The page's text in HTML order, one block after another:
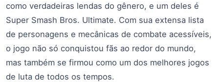
como verdadeiras lendas do gênero, e um deles é
Super Smash Bros. Ultimate. Com sua extensa lista
de personagens e mecânicas de combate acessíveis,
o jogo não só conquistou fãs ao redor do mundo,
mas também se firmou como um dos melhores jogos
de luta de todos os tempos.